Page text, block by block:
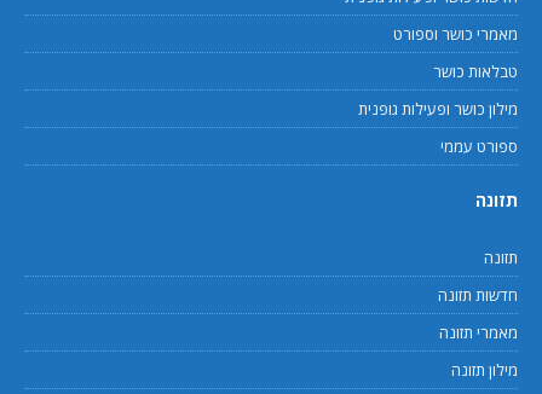
מאמרי כושר וספורט
טבלאות כושר
מילון כושר ופעילות גופנית
ספורט עממי
תזונה
תזונה
חדשות תזונה
מאמרי תזונה
מילון תזונה